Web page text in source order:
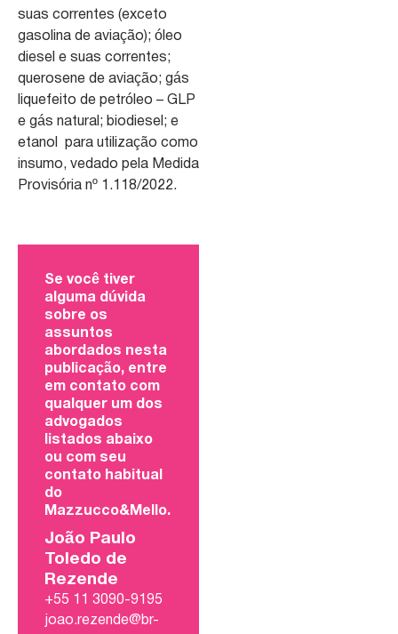
suas correntes (exceto
gasolina de aviação); óleo
diesel e suas correntes;
querosene de aviação; gás
liquefeito de petróleo – GLP
e gás natural; biodiesel; e
etanol para utilização como
insumo, vedado pela Medida
Provisória nº 1.118/2022.
Se você tiver
alguma dúvida
sobre os
assuntos
abordados nesta
publicação, entre
em contato com
qualquer um dos
advogados
listados abaixo
ou com seu
contato habitual
do
Mazzucco&Mello.
João Paulo
Toledo de
Rezende
+55 11 3090-9195
joao.rezende@br-